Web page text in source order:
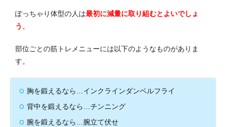
ぽっちゃり体型の人は最初に減量に取り組むとよいでしょ
う 。
部位ごとの筋トレメニューには以下のようなものがありま
す。
胸を鍛えるなら…インクラインダンベルフライ
背中を鍛えるなら…チンニング
腕を鍛えるなら…腕立て伏せ